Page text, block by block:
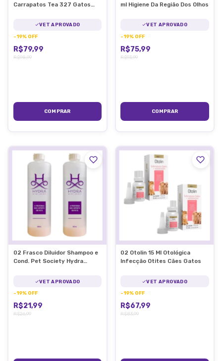
Carrapatos Tea 327 Gatos
VET APROVADO
-19% OFF
R$79,99
R$98,99
ml Higiene Da Região Dos Olhos
VET APROVADO
-19% OFF
R$75,99
R$93,99
02 Frasco Diluidor Shampoo e
Cond. Pet Society Hydra
VET APROVADO
-19% OFF
R$21,99
R$26,99
02 Otolin 15 Ml Otológica
Infecção Otites Cães Gatos
VET APROVADO
-19% OFF
R$67,99
R$83,99